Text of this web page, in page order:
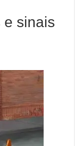
e sinais